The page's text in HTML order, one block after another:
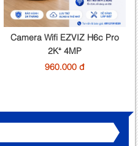
Camera Wifi EZVIZ H6c Pro
2K⁺ 4MP
960.000 đ